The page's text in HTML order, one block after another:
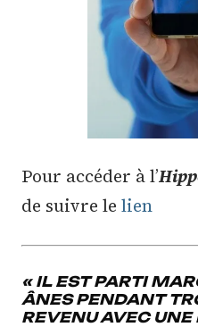
Pour accéder à l’
de suivre le lien
« IL EST PARTI
ÂNES PENDANT
REVENU AVEC UNE